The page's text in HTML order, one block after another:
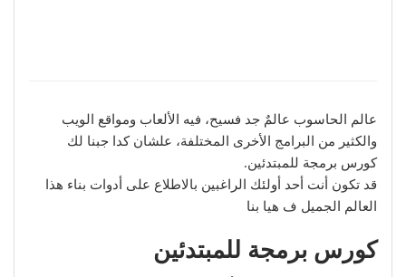
عالم الحاسوب عالمٌ جد فسيح، فيه الألعاب ومواقع الويب
والكثير من البرامج الأخرى المختلفة، علشان كدا جبنا لك
كورس برمجة للمبتدئين.
قد تكون أنت أحد أولئك الراغبين بالاطلاع على أدوات بناء هذا
العالم الجميل ف هيا بنا
كورس برمجة للمبتدئين